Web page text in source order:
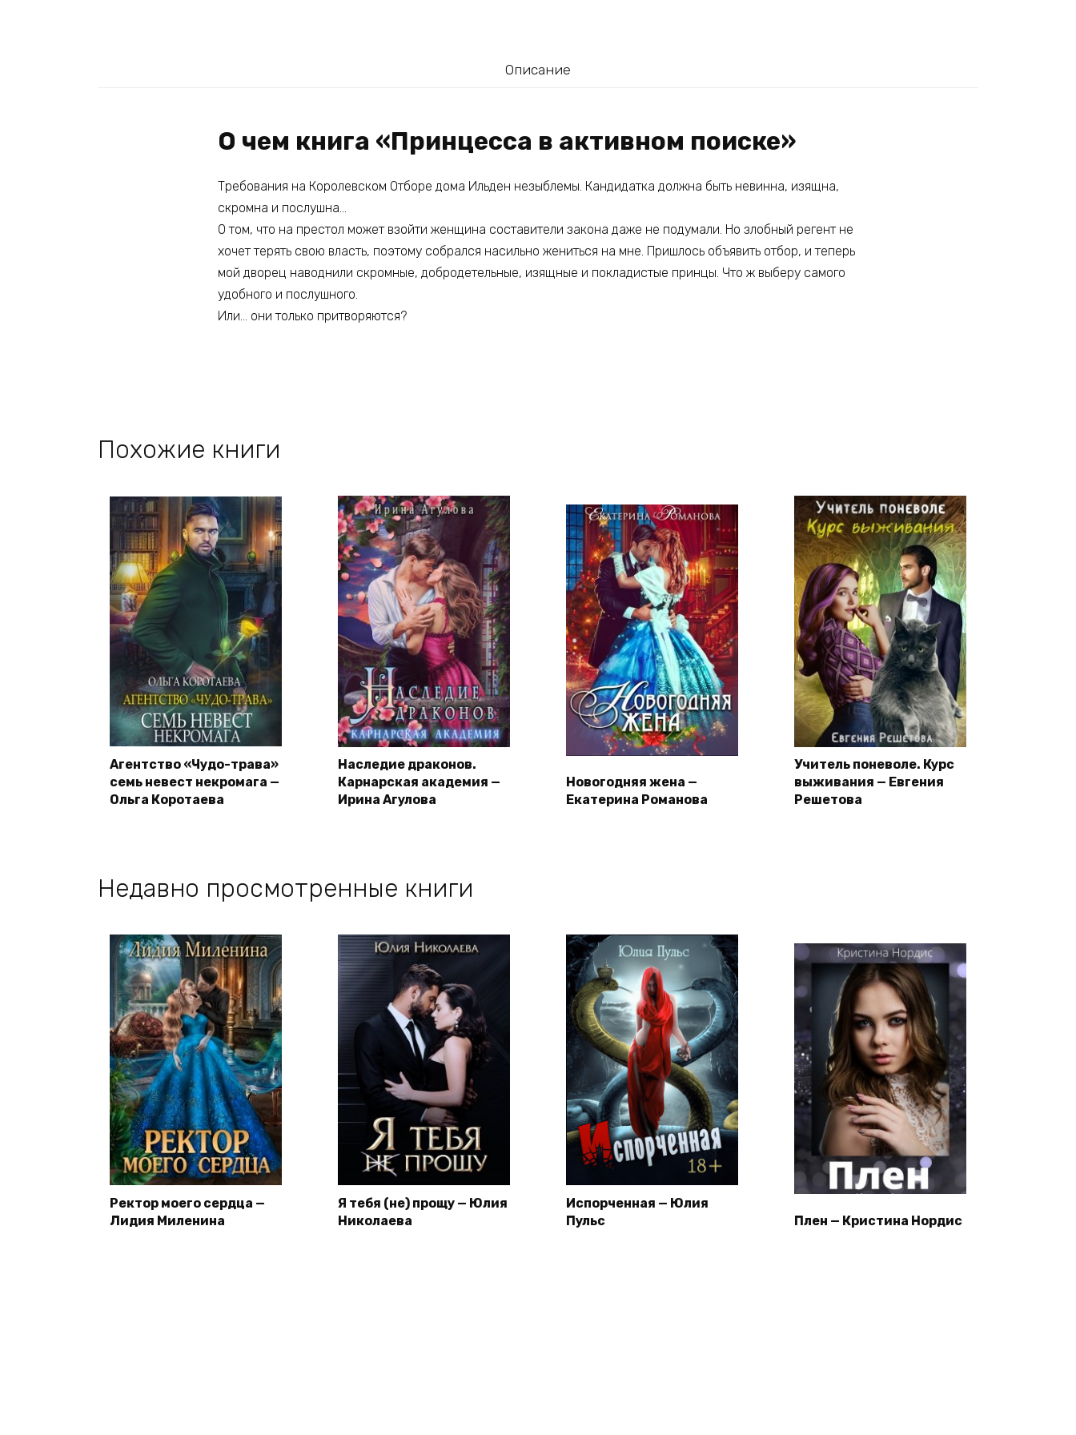
Описание
О чем книга «Принцесса в активном поиске»
Требования на Королевском Отборе дома Ильден незыблемы. Кандидатка должна быть невинна, изящна,
скромна и послушна…
О том, что на престол может взойти женщина составители закона даже не подумали. Но злобный регент не
хочет терять свою власть, поэтому собрался насильно жениться на мне. Пришлось объявить отбор, и теперь
мой дворец наводнили скромные, добродетельные, изящные и покладистые принцы. Что ж выберу самого
удобного и послушного.
Или… они только притворяются?
Похожие книги
Агентство «Чудо-трава»
семь невест некромага —
Ольга Коротаева
Наследие драконов.
Карнарская академия —
Ирина Агулова
Новогодняя жена —
Екатерина Романова
Учитель поневоле. Курс
выживания — Евгения
Решетова
Недавно просмотренные книги
Ректор моего сердца —
Лидия Миленина
Я тебя (не) прощу — Юлия
Николаева
Испорченная — Юлия
Пульс
Плен — Кристина Нордис